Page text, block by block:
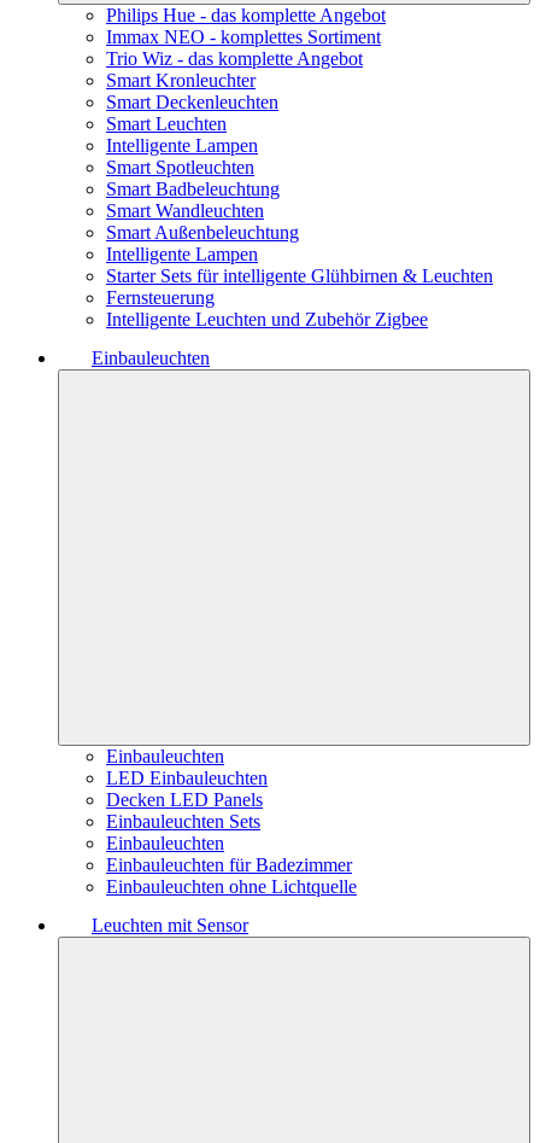
Philips Hue - das komplette Angebot
Immax NEO - komplettes Sortiment
Trio Wiz - das komplette Angebot
Smart Kronleuchter
Smart Deckenleuchten
Smart Leuchten
Intelligente Lampen
Smart Spotleuchten
Smart Badbeleuchtung
Smart Wandleuchten
Smart Außenbeleuchtung
Intelligente Lampen
Starter Sets für intelligente Glühbirnen & Leuchten
Fernsteuerung
Intelligente Leuchten und Zubehör Zigbee
Einbauleuchten
Einbauleuchten
LED Einbauleuchten
Decken LED Panels
Einbauleuchten Sets
Einbauleuchten
Einbauleuchten für Badezimmer
Einbauleuchten ohne Lichtquelle
Leuchten mit Sensor